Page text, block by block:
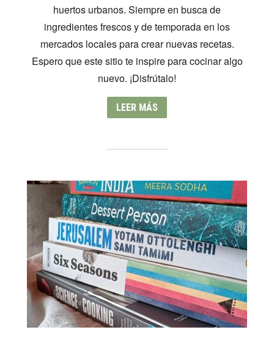
huertos urbanos. Siempre en busca de
ingredientes frescos y de temporada en los
mercados locales para crear nuevas recetas.
Espero que este sitio te inspire para cocinar algo
nuevo. ¡Disfrútalo!
LEER MÁS